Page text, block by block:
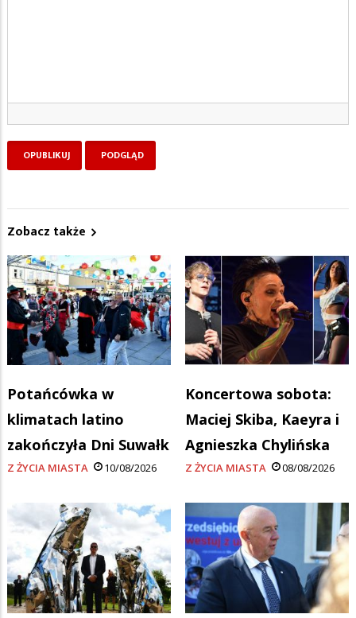
Zobacz także
Potańcówka w
klimatach latino
zakończyła Dni Suwałk
Z ŻYCIA MIASTA 10/08/2026
Koncertowa sobota:
Maciej Skiba, Kaeyra i
Agnieszka Chylińska
Z ŻYCIA MIASTA 08/08/2026